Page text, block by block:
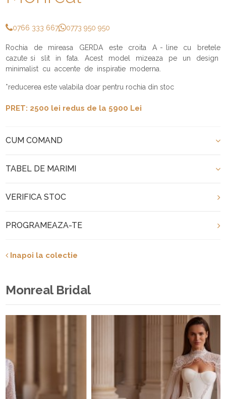
0766 333 667 0773 950 950
Rochia de mireasa GERDA este croita A - line cu bretele
cazute si slit in fata. Acest model mizeaza pe un design
minimalist cu accente de inspiratie moderna.
*reducerea este valabila doar pentru rochia din stoc
PRET: 2500 lei redus de la 5900 Lei
CUM COMAND
TABEL DE MARIMI
VERIFICA STOC
PROGRAMEAZA-TE
Inapoi la colectie
Monreal Bridal